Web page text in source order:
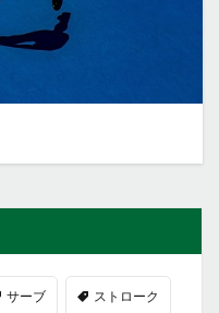
サーブ ストローク